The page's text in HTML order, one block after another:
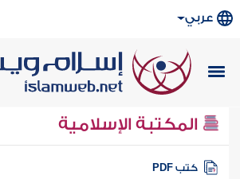
عربي
المكتبة الإسلامية